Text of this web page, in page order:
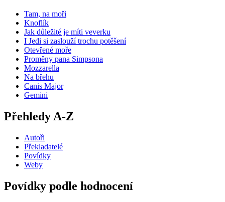
Tam, na moři
Knoflík
Jak důležité je míti veverku
I Jedi si zaslouží trochu potěšení
Otevřené moře
Proměny pana Simpsona
Mozzarella
Na břehu
Canis Major
Gemini
Přehledy A-Z
Autoři
Překladatelé
Povídky
Weby
Povídky podle hodnocení